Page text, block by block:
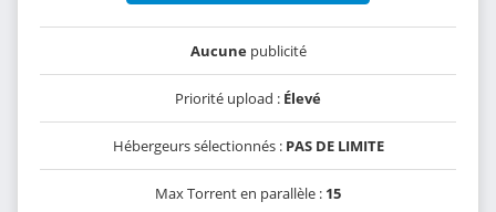
Aucunepublicité
Priorité upload : Élevé
Hébergeurs sélectionnés : PAS DE LIMITE
Max Torrent en parallèle : 15